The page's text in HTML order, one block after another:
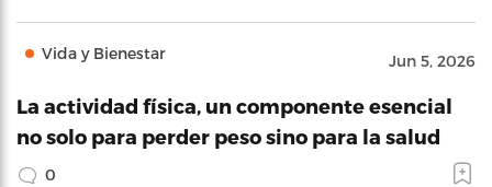
Vida y Bienestar Jun 5, 2026
La actividad física, un componente esencial
no solo para perder peso sino para la salud
0